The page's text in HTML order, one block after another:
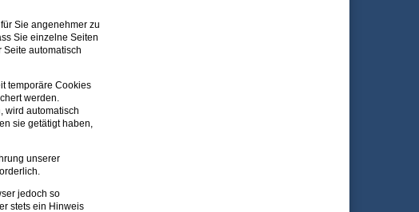
Sie angenehmer zu
Sie einzelne Seiten
automatisch
temporäre Cookies
werden.
wird automatisch
sie getätigt haben,
unserer
jedoch so
stets ein Hinweis